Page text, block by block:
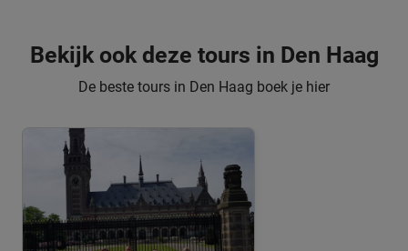
Bekijk ook deze tours in Den Haag
De beste tours in Den Haag boek je hier